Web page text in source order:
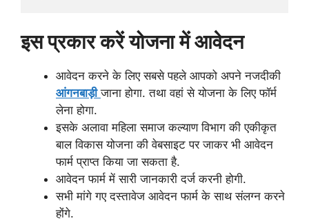
इस प्रकार करें योजना में आवेदन
आवेदन करने के लिए सबसे पहले आपको अपने नजदीकी
आंगनबाड़ी जाना होगा. तथा वहां से योजना के लिए फॉर्म
लेना होगा.
इसके अलावा महिला समाज कल्याण विभाग की एकीकृत
बाल विकास योजना की वेबसाइट पर जाकर भी आवेदन
फार्म प्राप्त किया जा सकता है.
आवेदन फार्म में सारी जानकारी दर्ज करनी होगी.
सभी मांगे गए दस्तावेज आवेदन फार्म के साथ संलग्न करने
होंगे.